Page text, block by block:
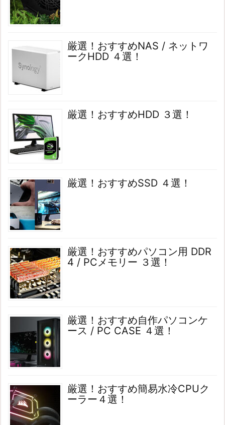
厳選！おすすめNAS / ネットワ
ークHDD ４選！
厳選！おすすめHDD ３選！
厳選！おすすめSSD ４選！
厳選！おすすめパソコン用 DDR
4 / PCメモリー ３選！
厳選！おすすめ自作パソコンケ
ース / PC CASE ４選！
厳選！おすすめ簡易水冷CPUク
ーラー４選！